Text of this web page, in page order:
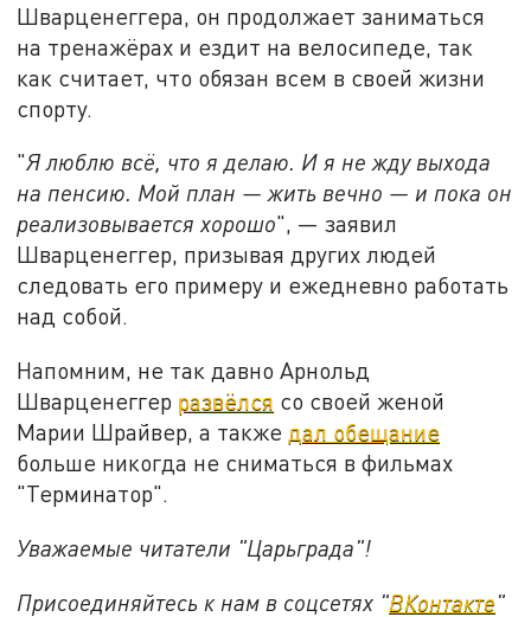
Шварценеггера, он продолжает заниматься
на тренажёрах и ездит на велосипеде, так
как считает, что обязан всем в своей жизни
спорту.
"Я люблю всё, что я делаю. И я не жду выхода
на пенсию. Мой план — жить вечно — и пока он
реализовывается хорошо", — заявил
Шварценеггер, призывая других людей
следовать его примеру и ежедневно работать
над собой.
Напомним, не так давно Арнольд
Шварценеггер развёлся со своей женой
Марии Шрайвер, а также дал обещание
больше никогда не сниматься в фильмах
"Терминатор".
Уважаемые читатели "Царьграда"!
Присоединяйтесь к нам в соцсетях "ВКонтакте"